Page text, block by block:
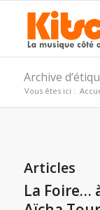
Archive
Vous êtes ici :
Articles
La Foire…